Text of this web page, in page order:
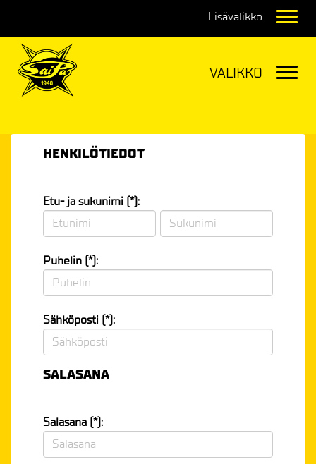
HENKILÖTIEDOT
Etu- ja sukunimi (*):
Puhelin (*):
Sähköposti (*):
SALASANA
Salasana (*):